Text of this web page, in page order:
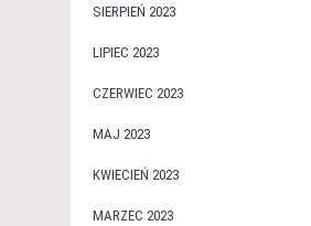
SIERPIEŃ 2023
LIPIEC 2023
CZERWIEC 2023
MAJ 2023
KWIECIEŃ 2023
MARZEC 2023